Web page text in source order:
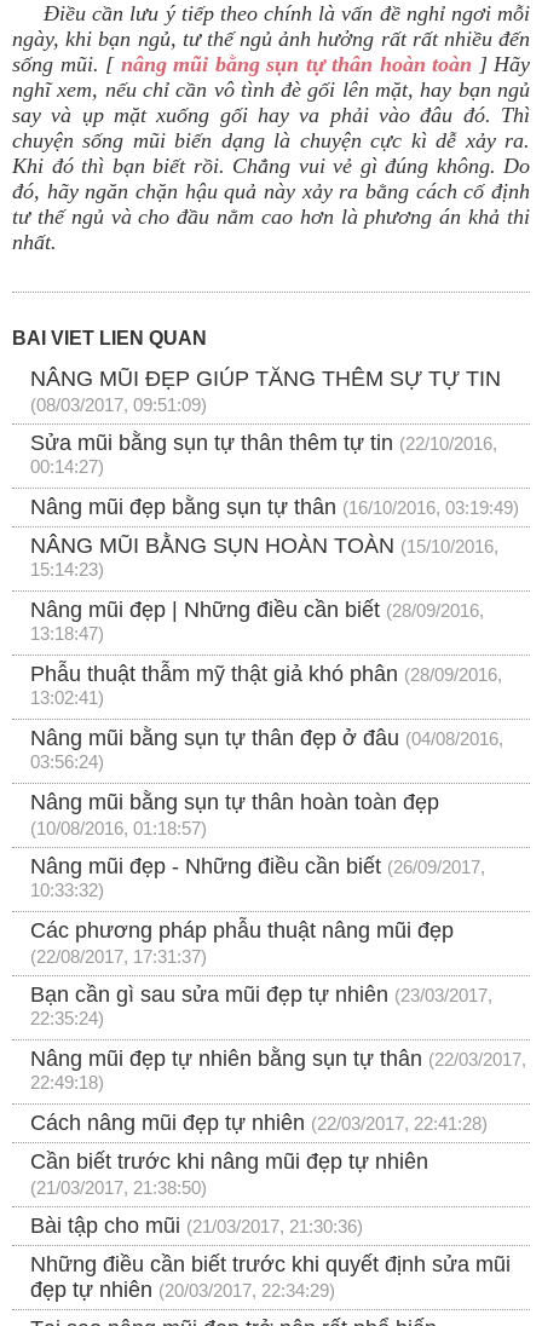
Điều cần lưu ý tiếp theo chính là vấn đề nghỉ ngơi mỗi
ngày, khi bạn ngủ, tư thế ngủ ảnh hưởng rất rất nhiều đến
sống mũi. [ nâng mũi bằng sụn tự thân hoàn toàn ] Hãy
nghĩ xem, nếu chỉ cần vô tình đè gối lên mặt, hay bạn ngủ
say và ụp mặt xuống gối hay va phải vào đâu đó. Thì
chuyện sống mũi biến dạng là chuyện cực kì dễ xảy ra.
Khi đó thì bạn biết rồi. Chẳng vui vẻ gì đúng không. Do
đó, hãy ngăn chặn hậu quả này xảy ra bằng cách cố định
tư thế ngủ và cho đầu nằm cao hơn là phương án khả thi
nhất.
BÀI VIẾT LIÊN QUAN
NÂNG MŨI ĐẸP GIÚP TĂNG THÊM SỰ TỰ TIN
(08/03/2017, 09:51:09)
Sửa mũi bằng sụn tự thân thêm tự tin (22/10/2016,
00:14:27)
Nâng mũi đẹp bằng sụn tự thân (16/10/2016, 03:19:49)
NÂNG MŨI BẰNG SỤN HOÀN TOÀN (15/10/2016,
15:14:23)
Nâng mũi đẹp | Những điều cần biết (28/09/2016,
13:18:47)
Phẫu thuật thẫm mỹ thật giả khó phân (28/09/2016,
13:02:41)
Nâng mũi bằng sụn tự thân đẹp ở đâu (04/08/2016,
03:56:24)
Nâng mũi bằng sụn tự thân hoàn toàn đẹp
(10/08/2016, 01:18:57)
Nâng mũi đẹp - Những điều cần biết (26/09/2017,
10:33:32)
Các phương pháp phẫu thuật nâng mũi đẹp
(22/08/2017, 17:31:37)
Bạn cần gì sau sửa mũi đẹp tự nhiên (23/03/2017,
22:35:24)
Nâng mũi đẹp tự nhiên bằng sụn tự thân (22/03/2017,
22:49:18)
Cách nâng mũi đẹp tự nhiên (22/03/2017, 22:41:28)
Cần biết trước khi nâng mũi đẹp tự nhiên
(21/03/2017, 21:38:50)
Bài tập cho mũi (21/03/2017, 21:30:36)
Những điều cần biết trước khi quyết định sửa mũi
đẹp tự nhiên (20/03/2017, 22:34:29)